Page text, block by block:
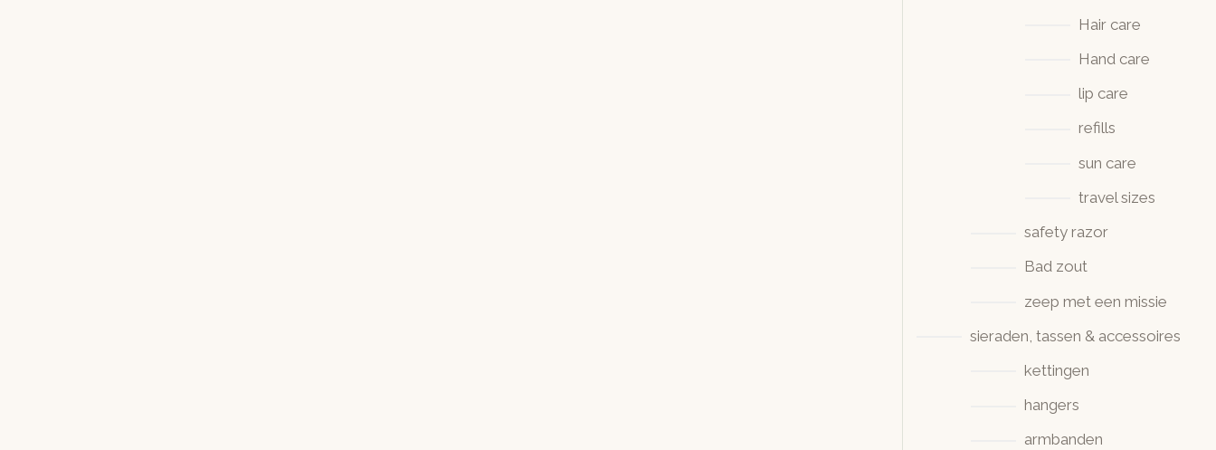
Hair care
Hand care
lip care
refills
sun care
travel sizes
safety razor
Bad zout
zeep met een missie
sieraden, tassen & accessoires
kettingen
hangers
armbanden